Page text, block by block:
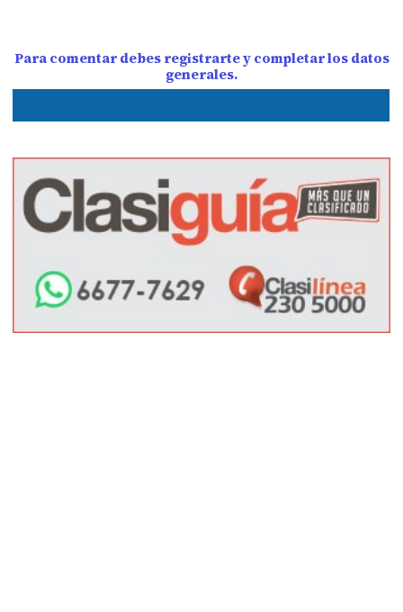
Para comentar debes registrarte y completar los datos
generales.